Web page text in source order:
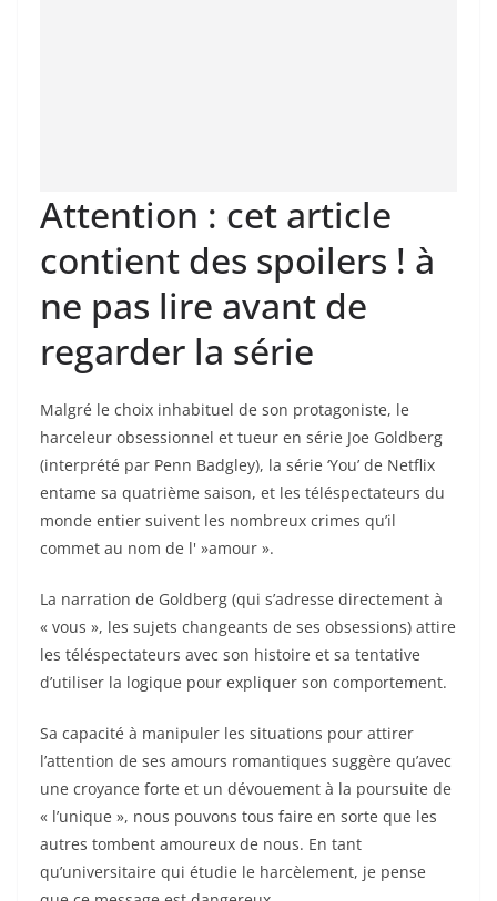
Attention : cet article
contient des spoilers ! à
ne pas lire avant de
regarder la série
Malgré le choix inhabituel de son protagoniste, le
harceleur obsessionnel et tueur en série Joe Goldberg
(interprété par Penn Badgley), la série ‘You’ de Netflix
entame sa quatrième saison, et les téléspectateurs du
monde entier suivent les nombreux crimes qu’il
commet au nom de l' »amour ».
La narration de Goldberg (qui s’adresse directement à
« vous », les sujets changeants de ses obsessions) attire
les téléspectateurs avec son histoire et sa tentative
d’utiliser la logique pour expliquer son comportement.
Sa capacité à manipuler les situations pour attirer
l’attention de ses amours romantiques suggère qu’avec
une croyance forte et un dévouement à la poursuite de
« l’unique », nous pouvons tous faire en sorte que les
autres tombent amoureux de nous. En tant
qu’universitaire qui étudie le harcèlement, je pense